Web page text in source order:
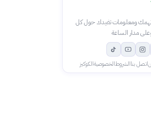
تهمك ومعلومات تفيدك حول كل
مدار الساعة
اتصل بناالشروطالخصوصيةالكوكيز